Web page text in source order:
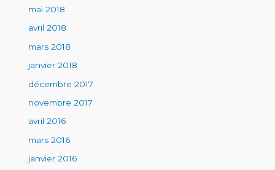
mai 2018
avril 2018
mars 2018
janvier 2018
décembre 2017
novembre 2017
avril 2016
mars 2016
janvier 2016